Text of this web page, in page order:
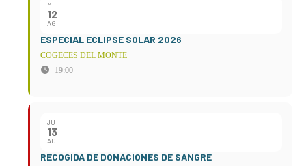
MI
12
AG
ESPECIAL ECLIPSE SOLAR 2026
COGECES DEL MONTE
19:00
JU
13
AG
RECOGIDA DE DONACIONES DE SANGRE